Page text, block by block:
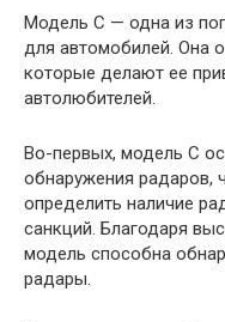
Модель C — одна из
для автомобилей. Она
которые делают ее
автолюбителей.
Во-первых, модель C
обнаружения радаров,
определить наличие
санкций. Благодаря
модель способна
радары.